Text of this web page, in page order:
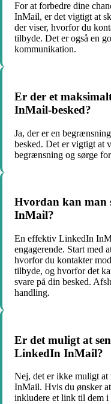
For at forbedre dine
InMail, er det vigtigt at
der viser, hvorfor du
tilbyde. Det er også en
kommunikation.
Er der et
InMail-besked?
Ja, der er en
besked. Det er vigtigt at
begrænsning og sørge
Hvordan kan man
InMail?
En effektiv LinkedIn
engagerende. Start med
hvorfor du kontakter
tilbyde, og hvorfor det
svare på din besked.
handling.
Er det muligt at
LinkedIn InMail?
Nej, det er ikke muligt
InMail. Hvis du ønsker
inkludere et link til dem i